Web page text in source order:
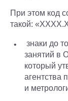
При этом код
такой:
знаки до
занятий в
который
агентства
и